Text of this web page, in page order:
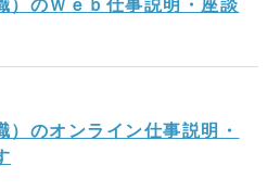
）のＷｅｂ仕事説明・座談
）のオンライン仕事説明・